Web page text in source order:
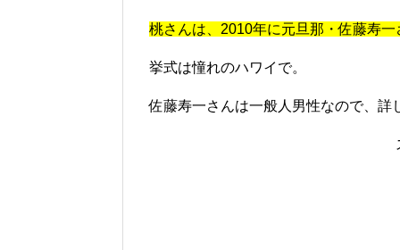
桃さんは、2010年に元旦那・佐藤寿一
挙式は憧れのハワイで。
佐藤寿一さんは一般人男性なので、